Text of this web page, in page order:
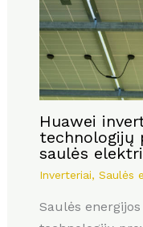
Huawei
technologijų
saulės
Inverteriai, Saulės
Saulės